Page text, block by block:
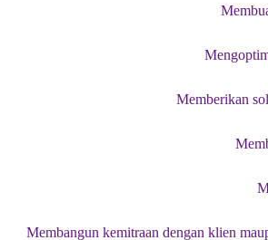
Memberikan
Membangun kemitraan dengan klien